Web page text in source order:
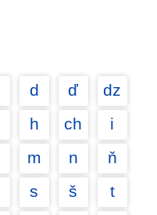
d ď
dz
h ch
i
m n
ň
s š
t